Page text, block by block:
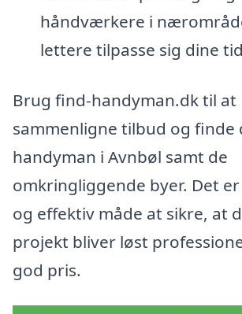
håndværkere i
lettere tilpasse sig dine
Brug find-handyman.dk til at
sammenligne tilbud og finde
handyman i Avnbøl samt de
omkringliggende byer. Det
og effektiv måde at sikre, at
projekt bliver løst
god pris.